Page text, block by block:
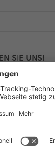
SIE UNS!